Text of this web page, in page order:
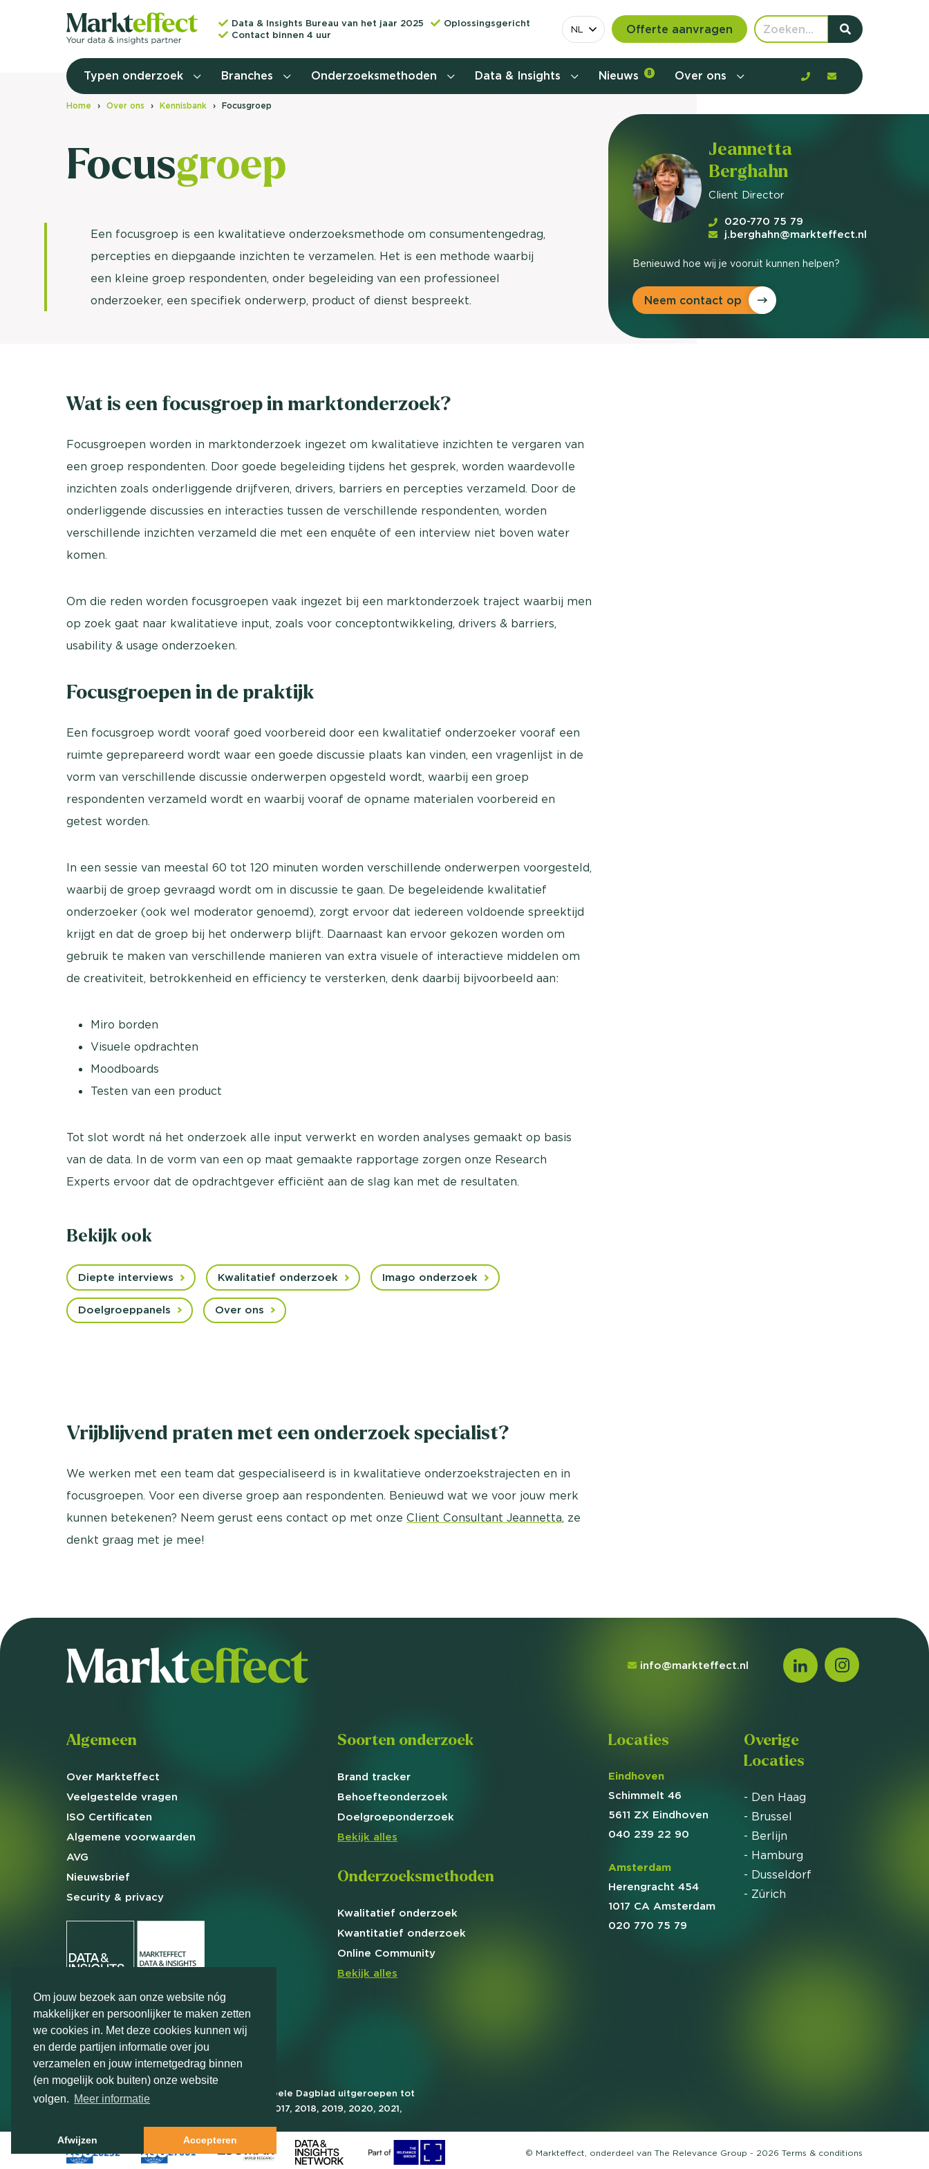
Om jouw bezoek aan onze website nóg
makkelijker en persoonlijker te maken zetten
we cookies in. Met deze cookies kunnen wij
en derde partijen informatie over jou
verzamelen en jouw internetgedrag binnen
(en mogelijk ook buiten) onze website
volgen. Meer informatie
Afwijzen Accepteren
Data & Insights Bureau van het jaar 2025
Oplossingsgericht
Contact binnen 4 uur
NL Offerte aanvragen
Typen onderzoek
Doelgroeponderzoek
Naamsbekendheidonderzoek
Nationaal Studiekeuze
Onderzoek (NSKO)
Bekijk meer >
Relevantere communicatie en aanbod door de
customer journey, de barrières en gedrag in kaart te
brengen. Benieuwd hoe?
Branches Onderzoeksmethoden Data & Insights Nieuws 8 Over ons
Home Over ons Kennisbank Focusgroep
Focusgroep
Een focusgroep is een kwalitatieve onderzoeksmethode om consumentengedrag,
percepties en diepgaande inzichten te verzamelen. Het is een methode waarbij
een kleine groep respondenten, onder begeleiding van een professioneel
onderzoeker, een specifiek onderwerp, product of dienst bespreekt.
Wat is een focusgroep in marktonderzoek?
Focusgroepen worden in marktonderzoek ingezet om kwalitatieve inzichten te vergaren van
een groep respondenten. Door goede begeleiding tijdens het gesprek, worden waardevolle
inzichten zoals onderliggende drijfveren, drivers, barriers en percepties verzameld. Door de
onderliggende discussies en interacties tussen de verschillende respondenten, worden
verschillende inzichten verzameld die met een enquête of een interview niet boven water
komen.
Om die reden worden focusgroepen vaak ingezet bij een marktonderzoek traject waarbij men
op zoek gaat naar kwalitatieve input, zoals voor conceptontwikkeling, drivers & barriers,
usability & usage onderzoeken.
Focusgroepen in de praktijk
Een focusgroep wordt vooraf goed voorbereid door een kwalitatief onderzoeker vooraf een
ruimte geprepareerd wordt waar een goede discussie plaats kan vinden, een vragenlijst in de
vorm van verschillende discussie onderwerpen opgesteld wordt, waarbij een groep
respondenten verzameld wordt en waarbij vooraf de opname materialen voorbereid en
getest worden.
In een sessie van meestal 60 tot 120 minuten worden verschillende onderwerpen voorgesteld,
waarbij de groep gevraagd wordt om in discussie te gaan. De begeleidende kwalitatief
onderzoeker (ook wel moderator genoemd), zorgt ervoor dat iedereen voldoende spreektijd
krijgt en dat de groep bij het onderwerp blijft. Daarnaast kan ervoor gekozen worden om
gebruik te maken van verschillende manieren van extra visuele of interactieve middelen om
de creativiteit, betrokkenheid en efficiency te versterken, denk daarbij bijvoorbeeld aan:
Miro borden
Visuele opdrachten
Moodboards
Testen van een product
Tot slot wordt ná het onderzoek alle input verwerkt en worden analyses gemaakt op basis
van de data. In de vorm van een op maat gemaakte rapportage zorgen onze Research
Experts ervoor dat de opdrachtgever efficiënt aan de slag kan met de resultaten.
Bekijk ook
Diepte interviews Kwalitatief onderzoek Imago onderzoek
Doelgroeppanels Over ons
Vrijblijvend praten met een onderzoek specialist?
We werken met een team dat gespecialiseerd is in kwalitatieve onderzoekstrajecten en in
focusgroepen. Voor een diverse groep aan respondenten. Benieuwd wat we voor jouw merk
kunnen betekenen? Neem gerust eens contact op met onze Client Consultant Jeannetta, ze
denkt graag met je mee!
Jeannetta
Berghahn
Client Director
020-770 75 79
j.berghahn@markteffect.nl
Benieuwd hoe wij je vooruit kunnen helpen?
Neem contact op
info@markteffect.nl
Algemeen
Over Markteffect
Veelgestelde vragen
ISO Certificaten
Algemene voorwaarden
AVG
Nieuwsbrief
Security & privacy
Soorten onderzoek
Brand tracker
Behoefteonderzoek
Doelgroeponderzoek
Bekijk alles
Onderzoeksmethoden
Kwalitatief onderzoek
Kwantitatief onderzoek
Online Community
Bekijk alles
Locaties
Eindhoven
Schimmelt 46
5611 ZX Eindhoven
040 239 22 90
Amsterdam
Herengracht 454
1017 CA Amsterdam
020 770 75 79
Overige
Locaties
- Den Haag
- Brussel
- Berlijn
- Hamburg
- Dusseldorf
- Zürich
Markteffect is door het Financieele Dagblad uitgeroepen tot
FD Gazelle in 2012, 2015, 2016, 2017, 2018, 2019, 2020, 2021,
© Markteffect, onderdeel van The Relevance Group - 2026 Terms & conditions